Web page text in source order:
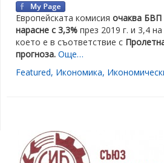
Европейската комисия очаква БВП
нарасне с 3,3% през 2019 г. и 3,4
което е в съответствие с
прогноза. Още…
Featured, Икономика,